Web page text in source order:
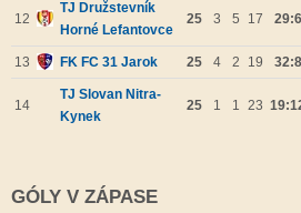
12
TJ Družstevník
Horné Lefantovce
25 3 5 17
13 FK FC 31 Jarok 25 4 2 19
14
TJ Slovan Nitra-
Kynek
25 1 1 23
GÓLY V ZÁPASE